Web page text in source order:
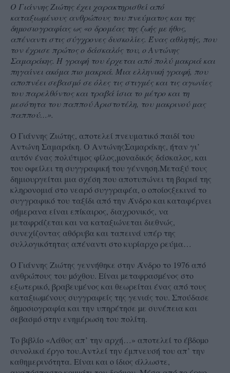
Ο Γιάννης Ζιώτης έχει χαρακτηρισθεί από
καταξιωμένους ανθρώπους του πνεύματος και της
δημοσιογραφίας ως «ο δρομέας της ζωής με ήθος,
απέναντι στις σύγχρονες δυσκολίες. Ένας αθλητής, που
τον έχρισε πρώτος ο δάσκαλός του, ο Αντώνης
Σαμαράκης. Η γραφή του έρχεται από πολύ μακριά και
πηγαίνει ακόμα πιο μακριά. Μια ελληνική γραφή, που
αποπνέει σεβασμό σε όλες τις στιγμές και τις αγωνίες
του παρελθόντος και τραβά ίσια το μέτρο και τη
μεσότητα του παππού Αριστοτέλη, του μακρινού μας
παππού…».
Ο Γιάννης Ζιώτης, αποτελεί πνευματικό παιδί του
Αντώνη Σαμαράκη. Ο ΑντώνηςΣαµαράκης, ήταν γι’
αυτόν ένας πολύτιμος φίλος,μοναδικός δάσκαλος, και
του οφείλει τη συγγραφική του γέννηση.Μεταξύ τους
δημιουργείται μια σχέση που αποτυπώνει τη βαριά της
κληρονομιά στο νεαρό συγγραφέα, ο οποίοςξεκινά το
συγγραφικό του ταξίδι από την Άνδρο και καταφέρνει
σήμερανα είναι επίκαιρος, διαχρονικός, να
μεταφράζεται και να καταξιώνεται διεθνώς,
συνεχίζοντας αθόρυβα και ταπεινά υπέρ της
συλλογικότητας απέναντι στο κυρίαρχο ρεύμα…
Ο Γιάννης Ζιώτης γεννήθηκε στην Άνδρο το 1976 από
ανθρώπους του µόχθου. Είναι µεταφρασµένος στο
εξωτερικό, βραβευµένος και θεωρείται ένας από τους
καταξιωµένους συγγραφείς της γενιάς του. Σπούδασε
δηµοσιογραφία και την υπηρέτησε µε συνέπεια και
σεβασμό στην ενημέρωση του πολίτη.
Το βιβλίο «Λάθος απ’ την αρχή…» αποτελεί το έβδοµο
συνολικά έργο του.Αντλεί την έμπνευσή του απ’ την
καθημερινότητα. Είναι και ο ίδιος άλλωστε,